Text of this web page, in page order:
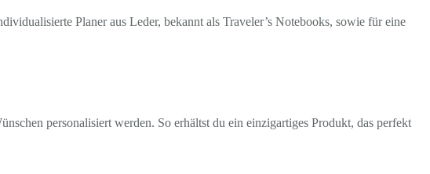
Planer aus Leder, bekannt als Traveler’s Notebooks, sowie für eine
personalisiert werden. So erhältst du ein einzigartiges Produkt, das perfekt